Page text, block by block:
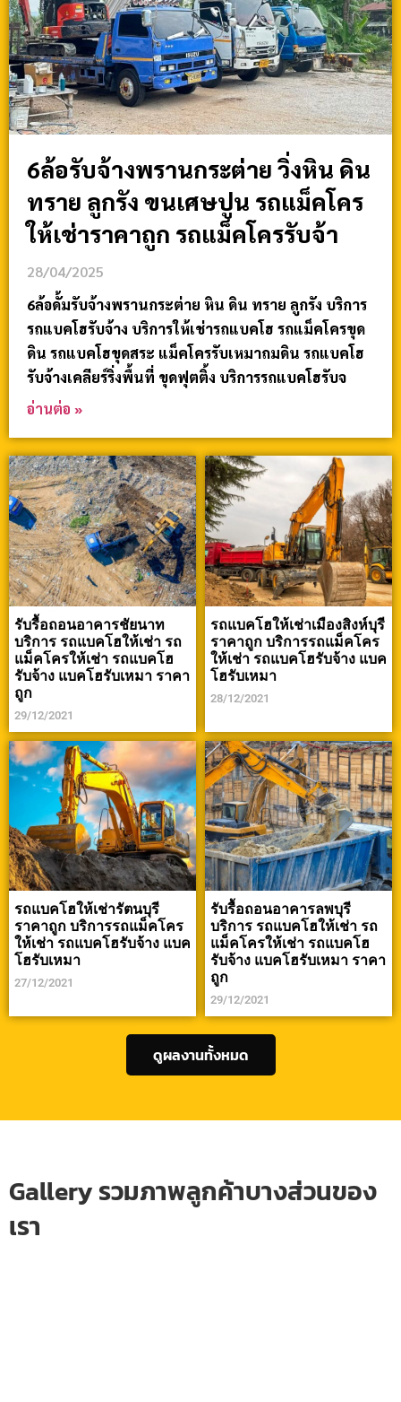
6ล้อรับจ้างพรานกระต่าย วิ่งหิน ดิน
ทราย ลูกรัง ขนเศษปูน รถแม็คโคร
ให้เช่าราคาถูก รถแม็คโครรับจ้า
28/04/2025
6ล้อดั้มรับจ้างพรานกระต่าย หิน ดิน ทราย ลูกรัง บริการ
รถแบคโฮรับจ้าง บริการให้เช่ารถแบคโฮ รถแม็คโครขุด
ดิน รถแบคโฮขุดสระ แม็คโครรับเหมาถมดิน รถแบคโฮ
รับจ้างเคลียร์ริ่งพื้นที่ ขุดฟุตติ้ง บริการรถแบคโฮรับจ
อ่านต่อ »
รับรื้อถอนอาคารชัยนาท
บริการ รถแบคโฮให้เช่า รถ
แม็คโครให้เช่า รถแบคโฮ
รับจ้าง แบคโฮรับเหมา ราคา
ถูก
29/12/2021
รถแบคโฮให้เช่าเมืองสิงห์บุรี
ราคาถูก บริการรถแม็คโคร
ให้เช่า รถแบคโฮรับจ้าง แบค
โฮรับเหมา
28/12/2021
รถแบคโฮให้เช่ารัตนบุรี
ราคาถูก บริการรถแม็คโคร
ให้เช่า รถแบคโฮรับจ้าง แบค
โฮรับเหมา
27/12/2021
รับรื้อถอนอาคารลพบุรี
บริการ รถแบคโฮให้เช่า รถ
แม็คโครให้เช่า รถแบคโฮ
รับจ้าง แบคโฮรับเหมา ราคา
ถูก
29/12/2021
ดูผลงานทั้งหมด
Gallery รวมภาพลูกค้าบางส่วนของ
เรา